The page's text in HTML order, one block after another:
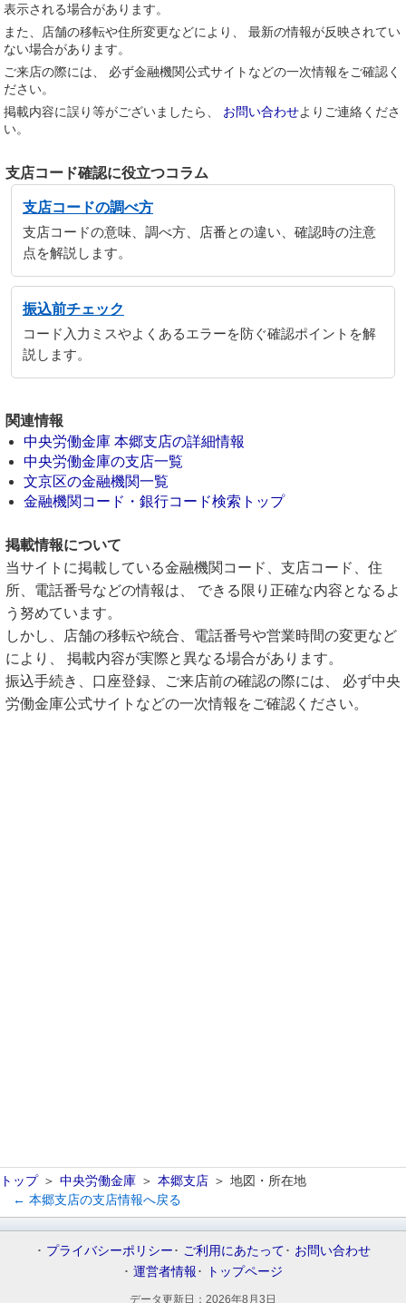
表示される場合があります。
また、店舗の移転や住所変更などにより、 最新の情報が反映されてい
ない場合があります。
ご来店の際には、 必ず金融機関公式サイトなどの一次情報をご確認く
ださい。
掲載内容に誤り等がございましたら、 お問い合わせよりご連絡くださ
い。
支店コード確認に役立つコラム
支店コードの調べ方
支店コードの意味、調べ方、店番との違い、確認時の注意
点を解説します。
振込前チェック
コード入力ミスやよくあるエラーを防ぐ確認ポイントを解
説します。
関連情報
中央労働金庫 本郷支店の詳細情報
中央労働金庫の支店一覧
文京区の金融機関一覧
金融機関コード・銀行コード検索トップ
掲載情報について
当サイトに掲載している金融機関コード、支店コード、住
所、電話番号などの情報は、 できる限り正確な内容となるよ
う努めています。
しかし、店舗の移転や統合、電話番号や営業時間の変更など
により、 掲載内容が実際と異なる場合があります。
振込手続き、口座登録、ご来店前の確認の際には、 必ず中央
労働金庫公式サイトなどの一次情報をご確認ください。
トップ 中央労働金庫 本郷支店
地図・所在地
← 本郷支店の支店情報へ戻る
プライバシーポリシー ご利用にあたって
お問い合わせ
運営者情報
トップページ
データ更新日： 2026年8月3日